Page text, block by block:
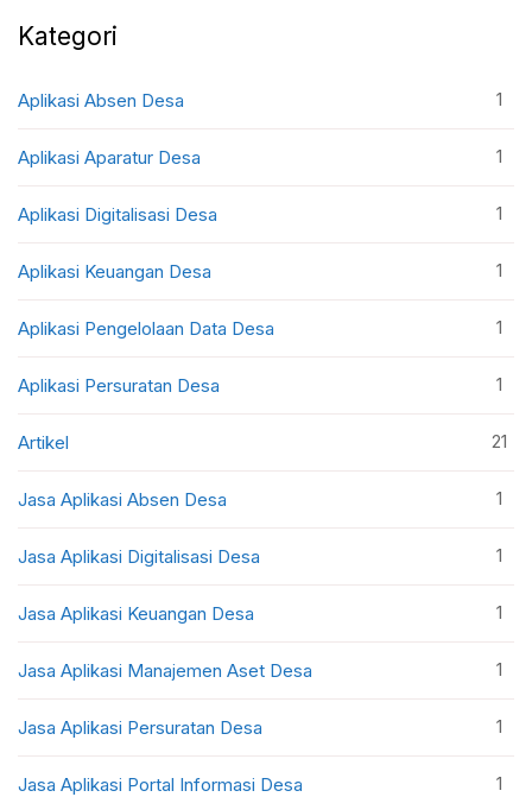
Kategori
Aplikasi Absen Desa 1
Aplikasi Aparatur Desa 1
Aplikasi Digitalisasi Desa 1
Aplikasi Keuangan Desa 1
Aplikasi Pengelolaan Data Desa 1
Aplikasi Persuratan Desa 1
Artikel 21
Jasa Aplikasi Absen Desa 1
Jasa Aplikasi Digitalisasi Desa 1
Jasa Aplikasi Keuangan Desa 1
Jasa Aplikasi Manajemen Aset Desa 1
Jasa Aplikasi Persuratan Desa 1
Jasa Aplikasi Portal Informasi Desa 1